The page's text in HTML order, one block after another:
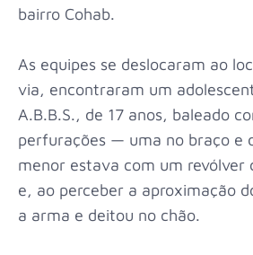
bairro Cohab.
As equipes se deslocaram ao
via, encontraram um
A.B.B.S., de 17 anos, baleado
perfurações — uma no braço e
menor estava com um revólver
e, ao perceber a aproximação
a arma e deitou no chão.